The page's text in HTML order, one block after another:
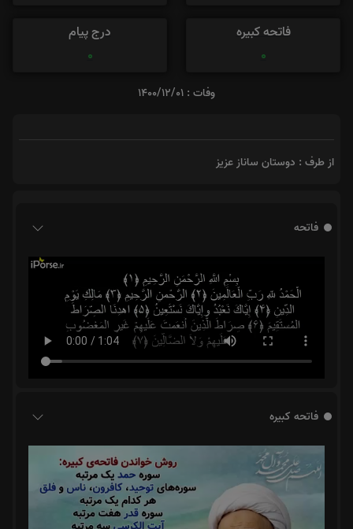
فاتحه کبیره
0
درج پیام
0
وفات : 1400/12/01
از طرف : دوستان ساناز عزیز
فاتحه
فاتحه کبیره